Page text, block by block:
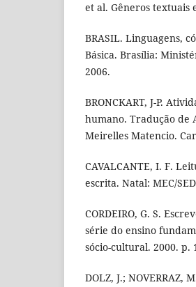
et al. Gêneros textuais
BRASIL. Linguagens,
Básica. Brasília:
2006.
BRONCKART, J-P.
humano. Tradução de
Meirelles Matencio.
CAVALCANTE, I. F.
escrita. Natal: MEC/
CORDEIRO, G. S.
série do ensino
sócio-cultural. 2000. p.
DOLZ, J.; NOVERRAZ,